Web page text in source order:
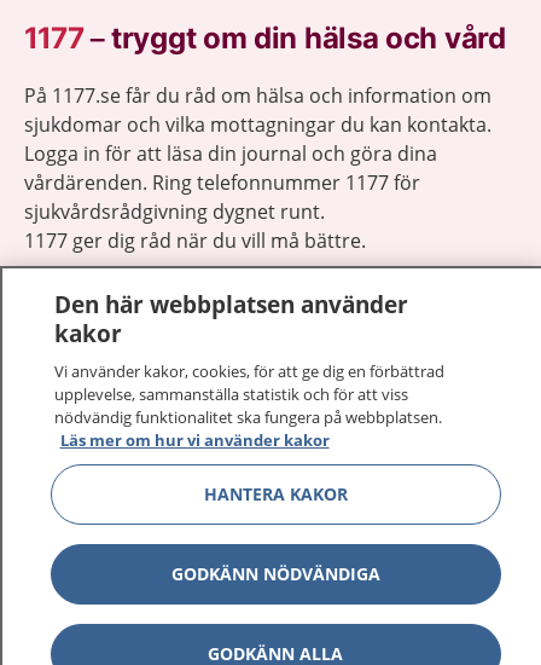
1177–tryggt om din hälsa och vård
På 1177.se får du råd om hälsa och information om
sjukdomar och vilka mottagningar du kan kontakta.
Logga in för att läsa din journal och göra dina
vårdärenden. Ring telefonnummer 1177 för
sjukvårdsrådgivning dygnet runt.
1177 ger dig råd när du vill må bättre.
1177 på flera språk
Om 1177
Kontakt Visa
Behandling av personuppgifter
Den här webbplatsen använder
kakor
Vi använder kakor, cookies, för att ge dig en förbättrad
upplevelse, sammanställa statistik och för att viss
nödvändig funktionalitet ska fungera på webbplatsen.
Läs mer om hur vi använder kakor
HANTERA KAKOR
GODKÄNN NÖDVÄNDIGA
GODKÄNN ALLA